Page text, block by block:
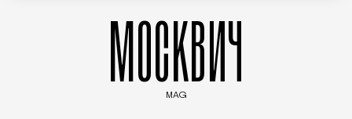
МОСКВИЧ
MAG